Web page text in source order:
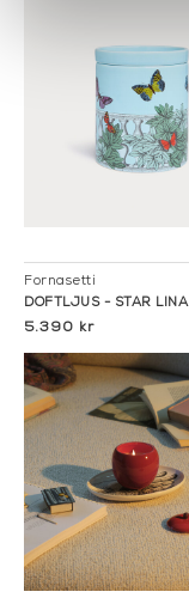
Fornasetti
DOFTLJUS - STAR LINA
5.390 kr